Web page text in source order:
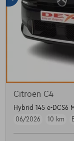
Citroen C4
Hybrid 145 e-DCS6
06/2026
10 km